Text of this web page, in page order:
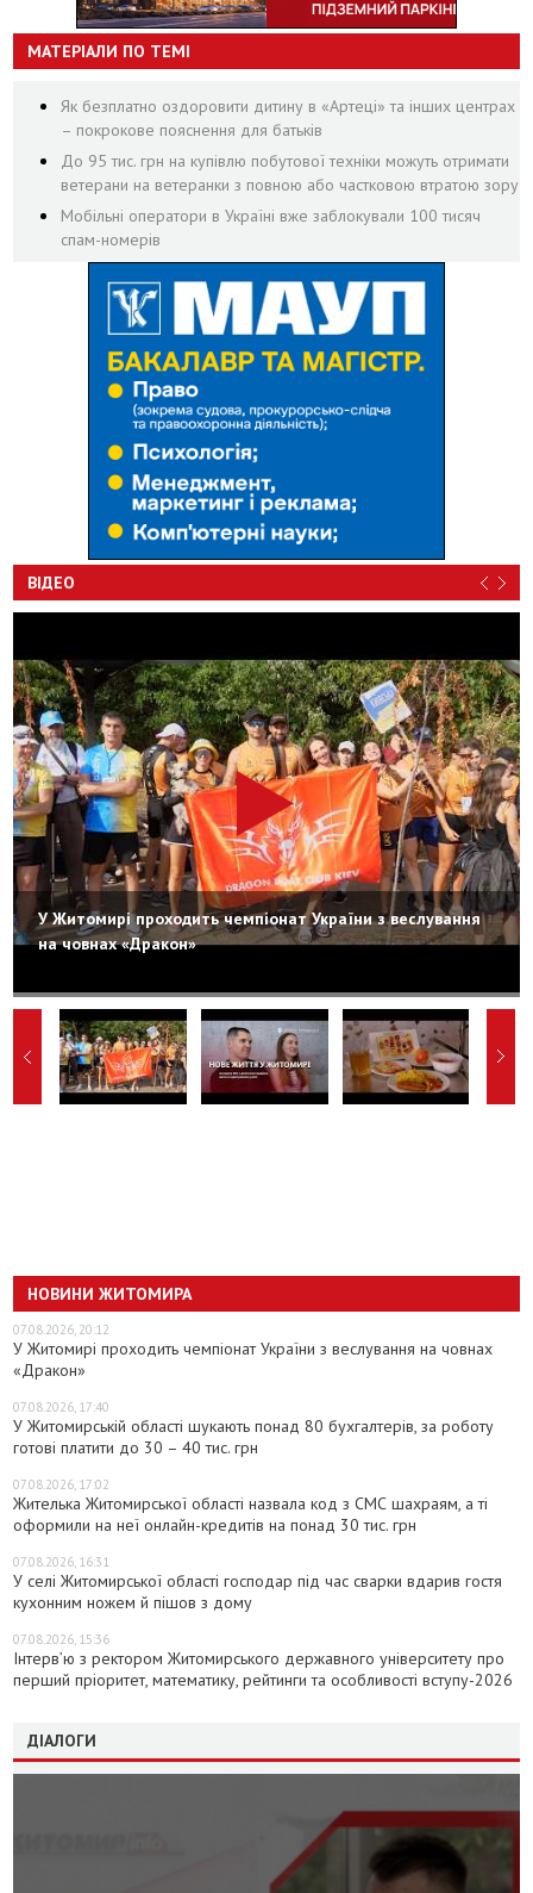
МАТЕРІАЛИ ПО ТЕМІ
Як безплатно оздоровити дитину в «Артеці» та інших центрах
– покрокове пояснення для батьків
До 95 тис. грн на купівлю побутової техніки можуть отримати
ветерани на ветеранки з повною або частковою втратою зору
Мобільні оператори в Україні вже заблокували 100 тисяч
спам-номерів
ВІДЕО
У Житомирі проходить чемпіонат України з веслування
на човнах «Дракон»
НОВИНИ ЖИТОМИРА
07.08.2026, 20:12
У Житомирі проходить чемпіонат України з веслування на човнах
«Дракон»
07.08.2026, 17:40
У Житомирській області шукають понад 80 бухгалтерів, за роботу
готові платити до 30 – 40 тис. грн
07.08.2026, 17:02
Жителька Житомирської області назвала код з СМС шахраям, а ті
оформили на неї онлайн-кредитів на понад 30 тис. грн
07.08.2026, 16:31
У селі Житомирської області господар під час сварки вдарив гостя
кухонним ножем й пішов з дому
07.08.2026, 15:36
Інтерв’ю з ректором Житомирського державного університету про
перший пріоритет, математику, рейтинги та особливості вступу-2026
ДІАЛОГИ